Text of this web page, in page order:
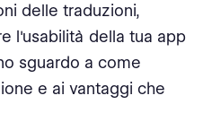
delle traduzioni,
l'usabilità della tua app
sguardo a come
e ai vantaggi che